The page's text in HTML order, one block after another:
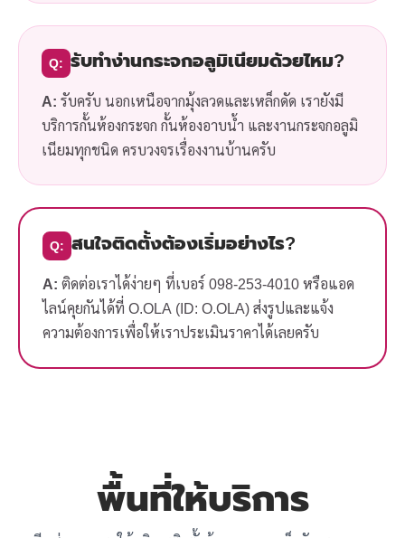
Q: รับทำง่านกระจกอลูมิเนียมด้วยไหม?
A: รับครับ นอกเหนือจากมุ้งลวดและเหล็กดัด เรายังมี
บริการกั้นห้องกระจก กั้นห้องอาบน้ำ และงานกระจกอลูมิ
เนียมทุกชนิด ครบวงจรเรื่องงานบ้านครับ
Q: สนใจติดตั้งต้องเริ่มอย่างไร?
A: ติดต่อเราได้ง่ายๆ ที่เบอร์ 098-253-4010 หรือแอด
ไลน์คุยกันได้ที่ O.OLA (ID: O.OLA) ส่งรูปและแจ้ง
ความต้องการเพื่อให้เราประเมินราคาได้เลยครับ
พื้นที่ให้บริการ